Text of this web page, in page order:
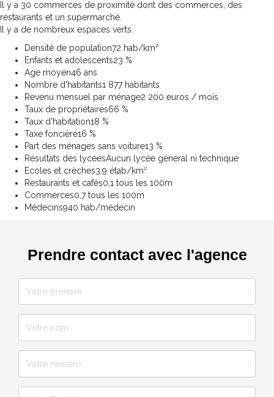
Il y a 30 commerces de proximité dont des commerces, des
restaurants et un supermarché.
Il y a de nombreux espaces verts.
Densité de population72 hab/km²
Enfants et adolescents23 %
Age moyen46 ans
Nombre d'habitants1 877 habitants
Revenu mensuel par ménage2 200 euros / mois
Taux de propriétaires66 %
Taux d'habitation18 %
Taxe foncière16 %
Part des ménages sans voiture13 %
Résultats des lycéesAucun lycée général ni technique
Ecoles et crèches3,9 étab/km²
Restaurants et cafés0,1 tous les 100m
Commerces0,7 tous les 100m
Médecins940 hab/médecin
Prendre contact avec l'agence